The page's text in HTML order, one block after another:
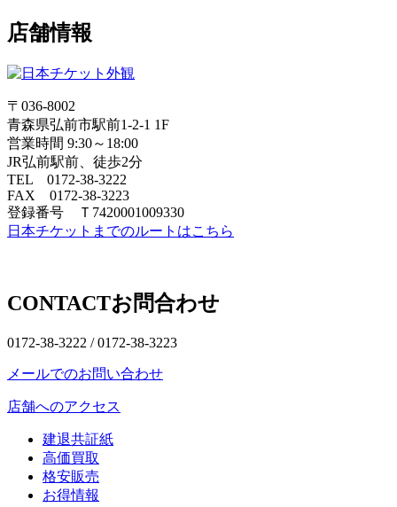
店舗情報
〒036-8002
青森県弘前市駅前1-2-1 1F
営業時間 9:30～18:00
JR弘前駅前、徒歩2分
TEL 0172-38-3222
FAX 0172-38-3223
登録番号 Ｔ7420001009330
日本チケットまでのルートはこちら
CONTACTお問合わせ
0172-38-3222 /0172-38-3223
メールでのお問い合わせ
店舗へのアクセス
建退共証紙
高価買取
格安販売
お得情報